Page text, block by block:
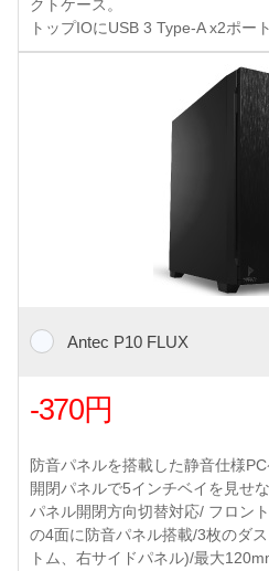
クトケース。
トップIOにUSB 3 Type-A x2ポー
Antec P10 FLUX
-370円
防音パネルを搭載した静音仕様PC
開閉パネルで5インチベイを見せ
パネル開閉方向切替対応/ フロン
の4面に防音パネル搭載/3枚のダ
トム、右サイドパネル)/最大